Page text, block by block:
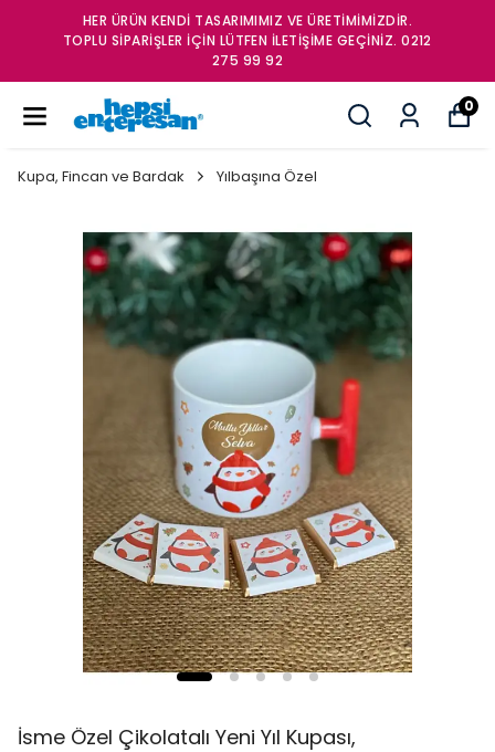
HER ÜRÜN KENDİ TASARIMIMIZ VE ÜRETİMİMİZDİR.
TOPLU SİPARİŞLER İÇİN LÜTFEN İLETİŞİME GEÇİNİZ. 0212
275 99 92
0
Kupa, Fincan ve Bardak Yılbaşına Özel
İsme Özel Çikolatalı Yeni Yıl Kupası,